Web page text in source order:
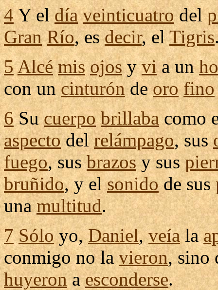
4Y eldía veinticuatrodel
Gran Río, esdecir, elTigris
5Alcé mis ojosyvia un
con uncinturóndeoro fino
6Sucuerpo brillabacomo
aspectodelrelámpago, sus
fuego, susbrazosy sus
bruñido, y elsonidode sus
unamultitud.
7 Sóloyo,Daniel,veíala
conmigo no lavieron, sino
huyeronaesconderse.